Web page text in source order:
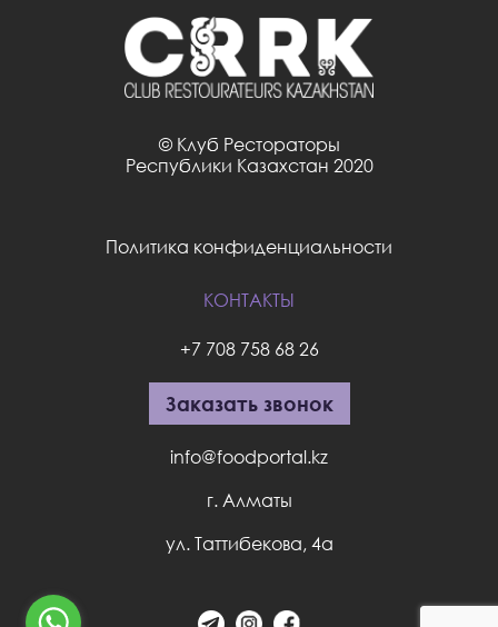
© Клуб Рестораторы
Республики Казахстан 2020
Политика конфиденциальности
КОНТАКТЫ
+7 708 758 68 26
Заказать звонок
info@foodportal.kz
г. Алматы
ул. Таттибекова, 4а